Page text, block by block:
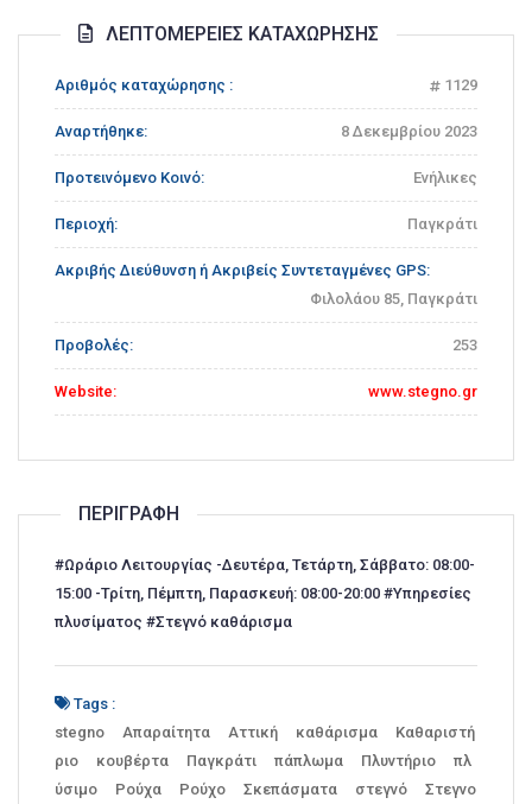
ΛΕΠΤΟΜΈΡΕΙΕΣ ΚΑΤΑΧΏΡΗΣΗΣ
Αριθμός καταχώρησης : 1129
Αναρτήθηκε: 8 Δεκεμβρίου 2023
Προτεινόμενο Κοινό: Ενήλικες
Περιοχή: Παγκράτι
Ακριβής Διεύθυνση ή Ακριβείς Συντεταγμένες GPS:
Φιλολάου 85, Παγκράτι
Προβολές: 253
Website: www.stegno.gr
ΠΕΡΙΓΡΑΦΉ
#Ωράριο Λειτουργίας -Δευτέρα, Τετάρτη, Σάββατο: 08:00-
15:00 -Τρίτη, Πέμπτη, Παρασκευή: 08:00-20:00 #Υπηρεσίες
πλυσίματος #Στεγνό καθάρισμα
Tags :
stegno
Απαραίτητα Αττική καθάρισμα
Καθαριστή
ριο
κουβέρτα Παγκράτι πάπλωμα Πλυντήριο
πλ
ύσιμο
Ρούχα Ρούχο Σκεπάσματα στεγνό
Στεγνο